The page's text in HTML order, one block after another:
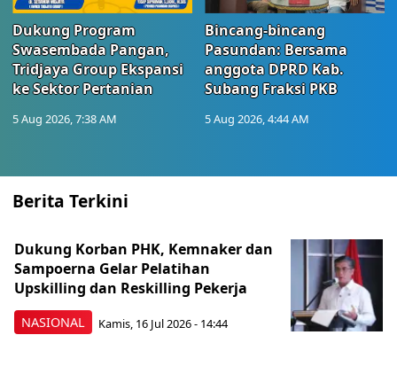
Dukung Program
Swasembada Pangan,
Tridjaya Group Ekspansi
ke Sektor Pertanian
5 Aug 2026, 7:38 AM
Bincang-bincang
Pasundan: Bersama
anggota DPRD Kab.
Subang Fraksi PKB
5 Aug 2026, 4:44 AM
Berita Terkini
NASIONAL
Dukung Korban PHK, Kemnaker dan
Sampoerna Gelar Pelatihan
Upskilling dan Reskilling Pekerja
Kamis, 16 Jul 2026 - 14:44